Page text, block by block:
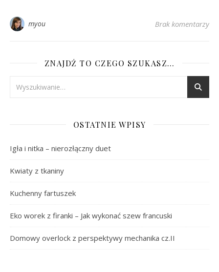
myou Brak komentarzy
ZNAJDŹ TO CZEGO SZUKASZ…
OSTATNIE WPISY
Igła i nitka – nierozłączny duet
Kwiaty z tkaniny
Kuchenny fartuszek
Eko worek z firanki – Jak wykonać szew francuski
Domowy overlock z perspektywy mechanika cz.II